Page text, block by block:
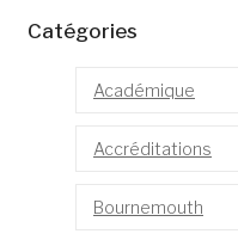
Catégories
Académique
Accréditations
Bournemouth